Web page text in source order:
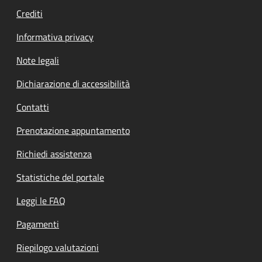
Crediti
Informativa privacy
Note legali
Dichiarazione di accessibilità
Contatti
Prenotazione appuntamento
Richiedi assistenza
Statistiche del portale
Leggi le FAQ
Pagamenti
Riepilogo valutazioni